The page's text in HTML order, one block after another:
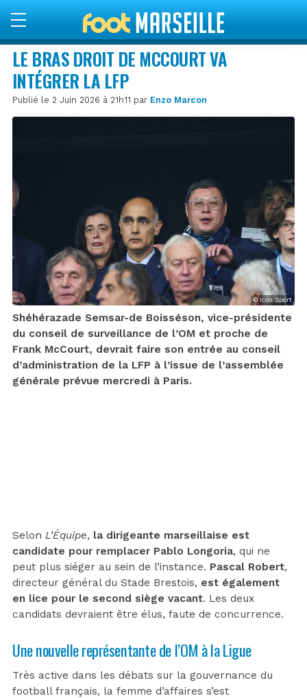
LE BRAS DROIT DE MCCOURT VA
INTÉGRER LA LFP
Publié le 2 Juin 2026 à 21h11 par Enzo Marcon
© Icon Sport
Shéhérazade Semsar-de Boisséson, vice-présidente
du conseil de surveillance de l’OM et proche de
Frank McCourt, devrait faire son entrée au conseil
d’administration de la LFP à l’issue de l’assemblée
générale prévue mercredi à Paris.
Selon L’Équipe, la dirigeante marseillaise est
candidate pour remplacer Pablo Longoria, qui ne
peut plus siéger au sein de l’instance. Pascal Robert,
directeur général du Stade Brestois, est également
en lice pour le second siège vacant. Les deux
candidats devraient être élus, faute de concurrence.
Une nouvelle représentante de l’OM à la Ligue
Très active dans les débats sur la gouvernance du
football français, la femme d’affaires s’est